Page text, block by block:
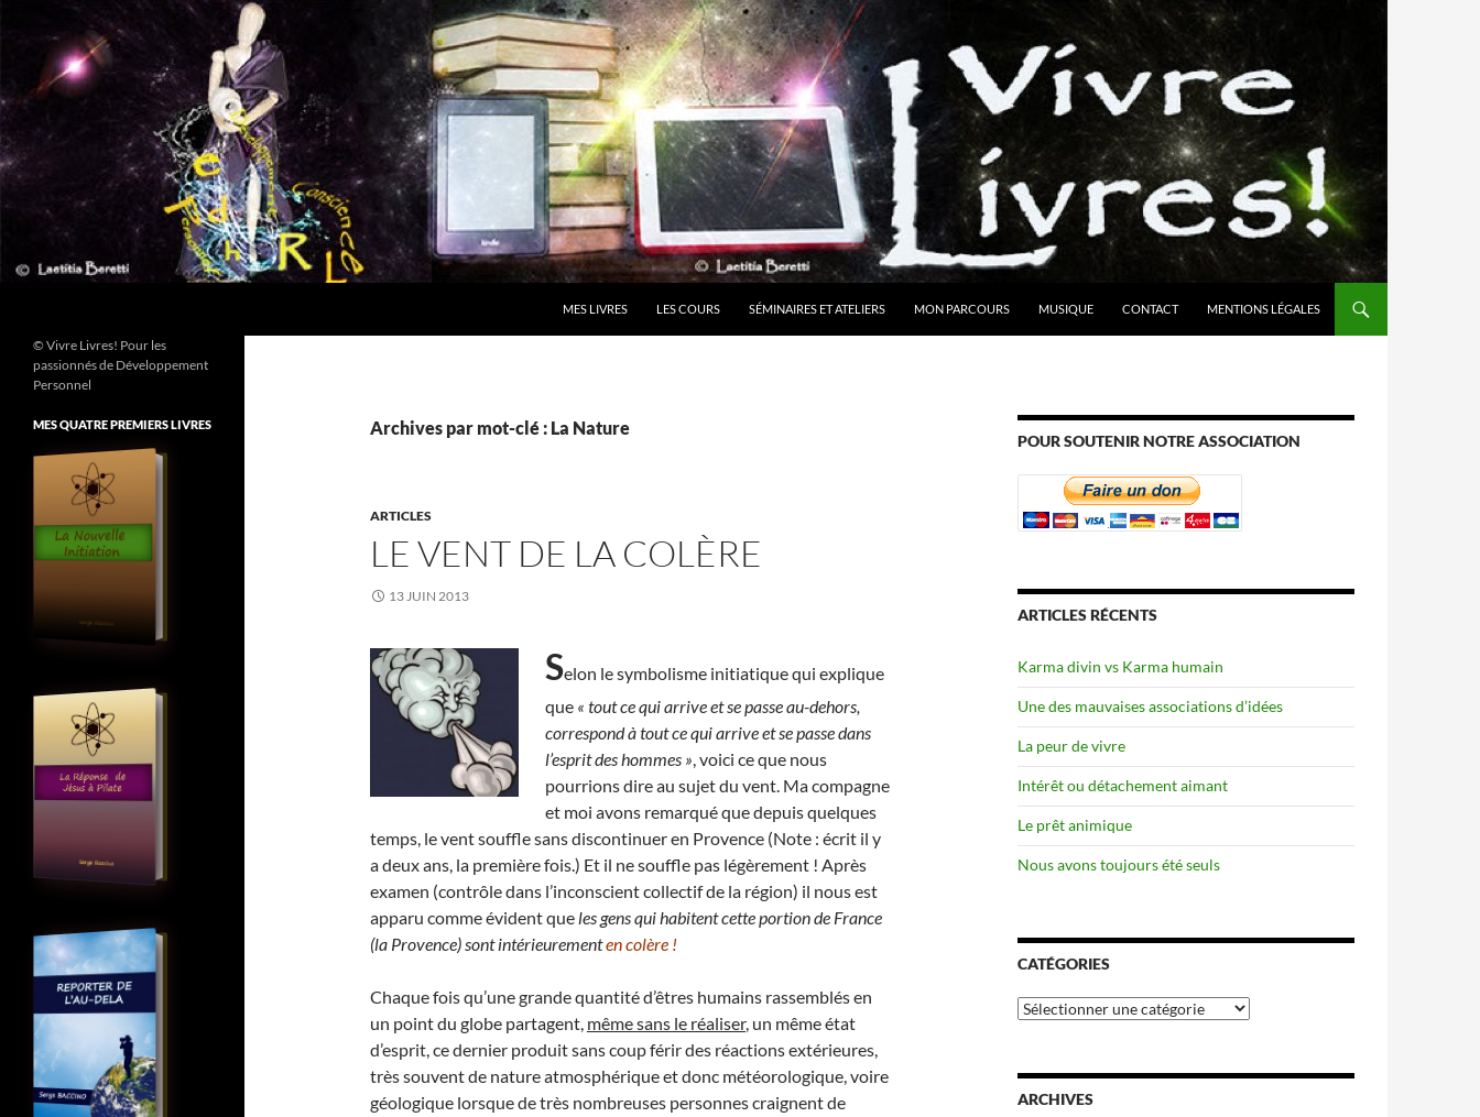
contenu
MES LIVRES LES COURS SÉMINAIRES ET ATELIERS MON PARCOURS MUSIQUE CONTACT MENTIONS LÉGALES
Archives par mot-clé : La Nature
ARTICLES
LE VENT DE LA COLÈRE
13 JUIN 2013
Selon le symbolisme initiatique qui explique
que « tout ce qui arrive et se passe au-dehors,
correspond à tout ce qui arrive et se passe dans
l’esprit des hommes », voici ce que nous
pourrions dire au sujet du vent. Ma compagne
et moi avons remarqué que depuis quelques
temps, le vent souffle sans discontinuer en Provence (Note : écrit il y
a deux ans, la première fois.) Et il ne souffle pas légèrement ! Après
examen (contrôle dans l’inconscient collectif de la région) il nous est
apparu comme évident que les gens qui habitent cette portion de France
(la Provence) sont intérieurementen colère !
Chaque fois qu’une grande quantité d’êtres humains rassemblés en
un point du globe partagent, même sans le réaliser, un même état
d’esprit, ce dernier produit sans coup férir des réactions extérieures,
très souvent de nature atmosphérique et donc météorologique, voire
géologique lorsque de très nombreuses personnes craignent de
POUR SOUTENIR NOTRE ASSOCIATION
ARTICLES RÉCENTS
Karma divin vs Karma humain
Une des mauvaises associations d’idées
La peur de vivre
Intérêt ou détachement aimant
Le prêt animique
Nous avons toujours été seuls
CATÉGORIES
Catégories
ARCHIVES
© Vivre Livres! Pour les
passionnés de Développement
Personnel
MES QUATRE PREMIERS LIVRES